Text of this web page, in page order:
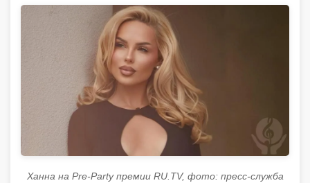
Ханна на Pre-Party премии RU.TV, фото: пресс-служба